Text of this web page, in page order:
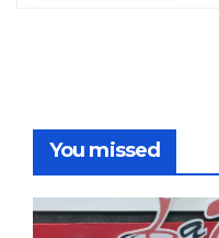
You missed